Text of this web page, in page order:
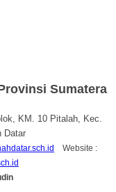
Sumatera
KM. 10 Pitalah, Kec.
Datar
Website :